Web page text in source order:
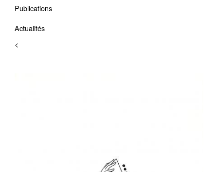
Publications
Actualités
<